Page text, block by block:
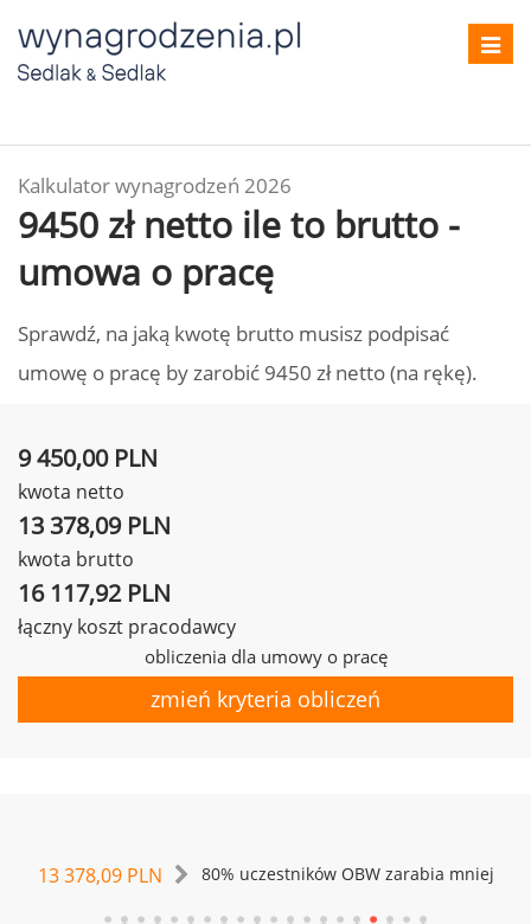
Kalkulator wynagrodzeń 2026
9450 zł netto ile to brutto -
umowa o pracę
Sprawdź, na jaką kwotę brutto musisz podpisać
umowę o pracę by zarobić 9450 zł netto (na rękę).
9 450,00 PLN
kwota netto
13 378,09 PLN
kwota brutto
16 117,92 PLN
łączny koszt pracodawcy
obliczenia dla umowy o pracę
zmień kryteria obliczeń
13 378,09 PLN 80% uczestników OBW zarabia mniej